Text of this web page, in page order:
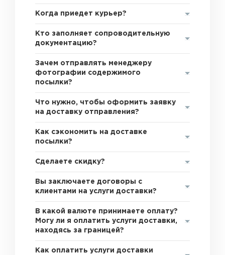
Когда приедет курьер?
Кто заполняет сопроводительную
документацию?
Зачем отправлять менеджеру
фотографии содержимого
посылки?
Что нужно, чтобы оформить заявку
на доставку отправления?
Как сэкономить на доставке
посылки?
Сделаете скидку?
Вы заключаете договоры с
клиентами на услуги доставки?
В какой валюте принимаете оплату?
Могу ли я оплатить услуги доставки,
находясь за границей?
Как оплатить услуги доставки